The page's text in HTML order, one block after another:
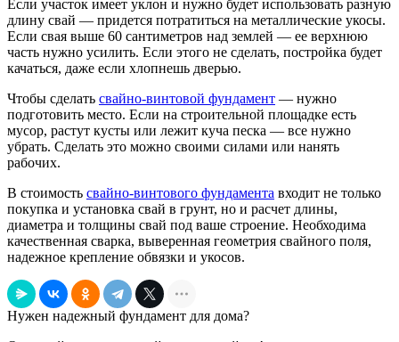
Если участок имеет уклон и нужно будет использовать разную
длину свай — придется потратиться на металлические укосы.
Если свая выше 60 сантиметров над землей — ее верхнюю
часть нужно усилить. Если этого не сделать, постройка будет
качаться, даже если хлопнешь дверью.
Чтобы сделать свайно-винтовой фундамент — нужно
подготовить место. Если на строительной площадке есть
мусор, растут кусты или лежит куча песка — все нужно
убрать. Сделать это можно своими силами или нанять
рабочих.
В стоимость свайно-винтового фундамента входит не только
покупка и установка свай в грунт, но и расчет длины,
диаметра и толщины свай под ваше строение. Необходима
качественная сварка, выверенная геометрия свайного поля,
надежное крепление обвязки и укосов.
Нужен надежный фундамент для дома?